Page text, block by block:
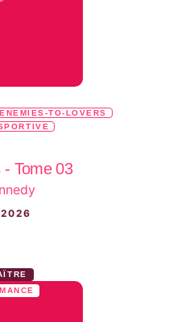
ENEMIES-TO-LOVERS
Tome 03